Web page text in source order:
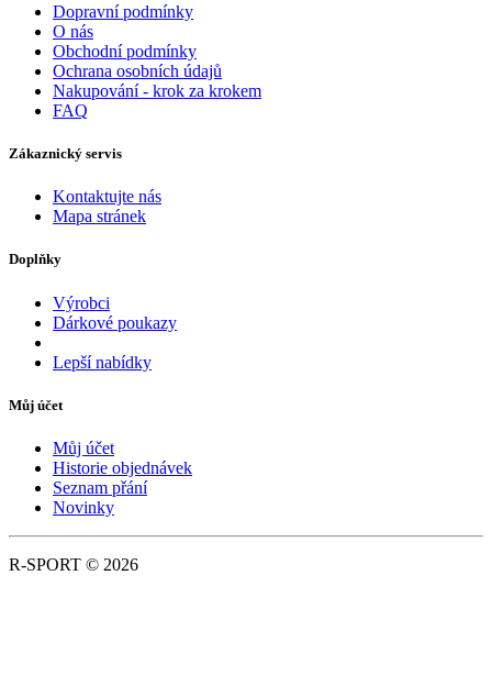
Dopravní podmínky
O nás
Obchodní podmínky
Ochrana osobních údajů
Nakupování - krok za krokem
FAQ
Zákaznický servis
Kontaktujte nás
Mapa stránek
Doplňky
Výrobci
Dárkové poukazy
Lepší nabídky
Můj účet
Můj účet
Historie objednávek
Seznam přání
Novinky
R-SPORT © 2026